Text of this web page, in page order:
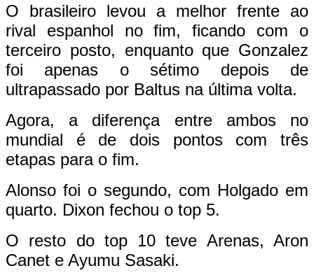
O brasileiro levou a melhor frente ao
rival espanhol no fim, ficando com o
terceiro posto, enquanto que Gonzalez
foi apenas o sétimo depois de
ultrapassado por Baltus na última volta.
Agora, a diferença entre ambos no
mundial é de dois pontos com três
etapas para o fim.
Alonso foi o segundo, com Holgado em
quarto. Dixon fechou o top 5.
O resto do top 10 teve Arenas, Aron
Canet e Ayumu Sasaki.